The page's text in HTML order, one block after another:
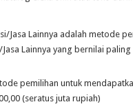
Jasa Lainnya adalah metode
Lainnya yang berni ai paling
pemilihan untuk
(seratus juta rupiah)